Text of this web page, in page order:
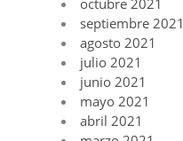
octubre 2021
septiembre 2021
agosto 2021
julio 2021
junio 2021
mayo 2021
abril 2021